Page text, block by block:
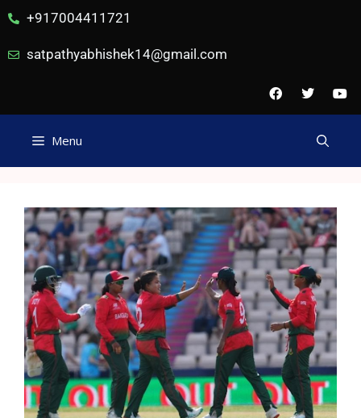
+917004411721
satpathyabhishek14@gmail.com
Menu